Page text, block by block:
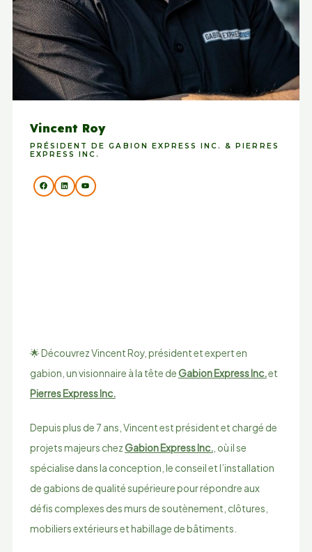
Vincent Roy
PRÉSIDENT DE GABION EXPRESS INC. & PIERRES
EXPRESS INC.
🌟 Découvrez Vincent Roy, président et expert en
gabion, un visionnaire à la tête de Gabion Express Inc.et
Pierres Express Inc.
Depuis plus de 7 ans, Vincent est président et chargé de
projets majeurs chez Gabion Express Inc., où il se
spécialise dans la conception, le conseil et l’installation
de gabions de qualité supérieure pour répondre aux
défis complexes des murs de soutènement, clôtures,
mobiliers extérieurs et habillage de bâtiments.